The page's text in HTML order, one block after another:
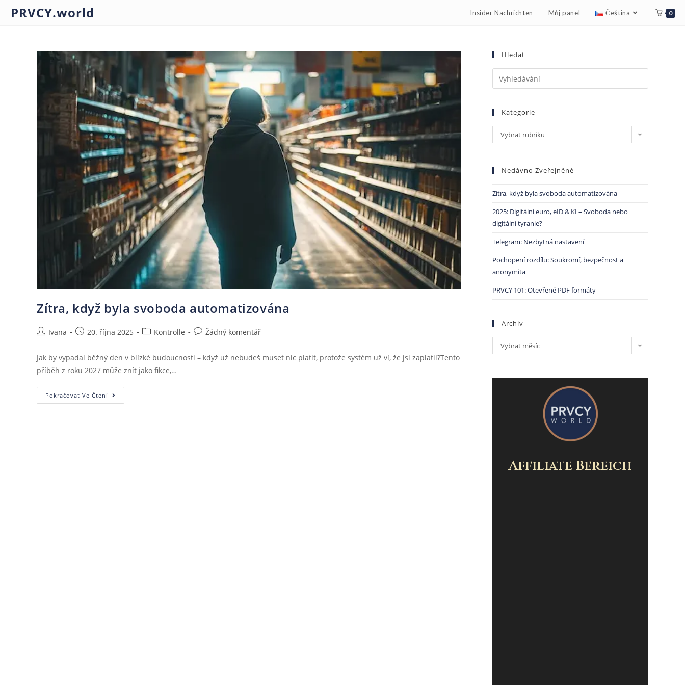
PRVCY.world Insider Nachrichten Můj panel Čeština 0
Zítra, když byla svoboda automatizována
Ivana 20. října 2025 Kontrolle Žádný komentář
Jak by vypadal běžný den v blízké budoucnosti – když už nebudeš muset nic platit, protože systém už ví, že jsi zaplatil?Tento
příběh z roku 2027 může znít jako fikce,…
Pokračovat Ve Čtení
Hledat
Kategorie
Vybrat rubriku
Nedávno Zveřejněné
Zítra, když byla svoboda automatizována
2025: Digitální euro, eID & KI – Svoboda nebo
digitální tyranie?
Telegram: Nezbytná nastavení
Pochopení rozdílu: Soukromí, bezpečnost a
anonymita
PRVCY 101: Otevřené PDF formáty
Archiv
Vybrat měsíc
Affiliate Bereich